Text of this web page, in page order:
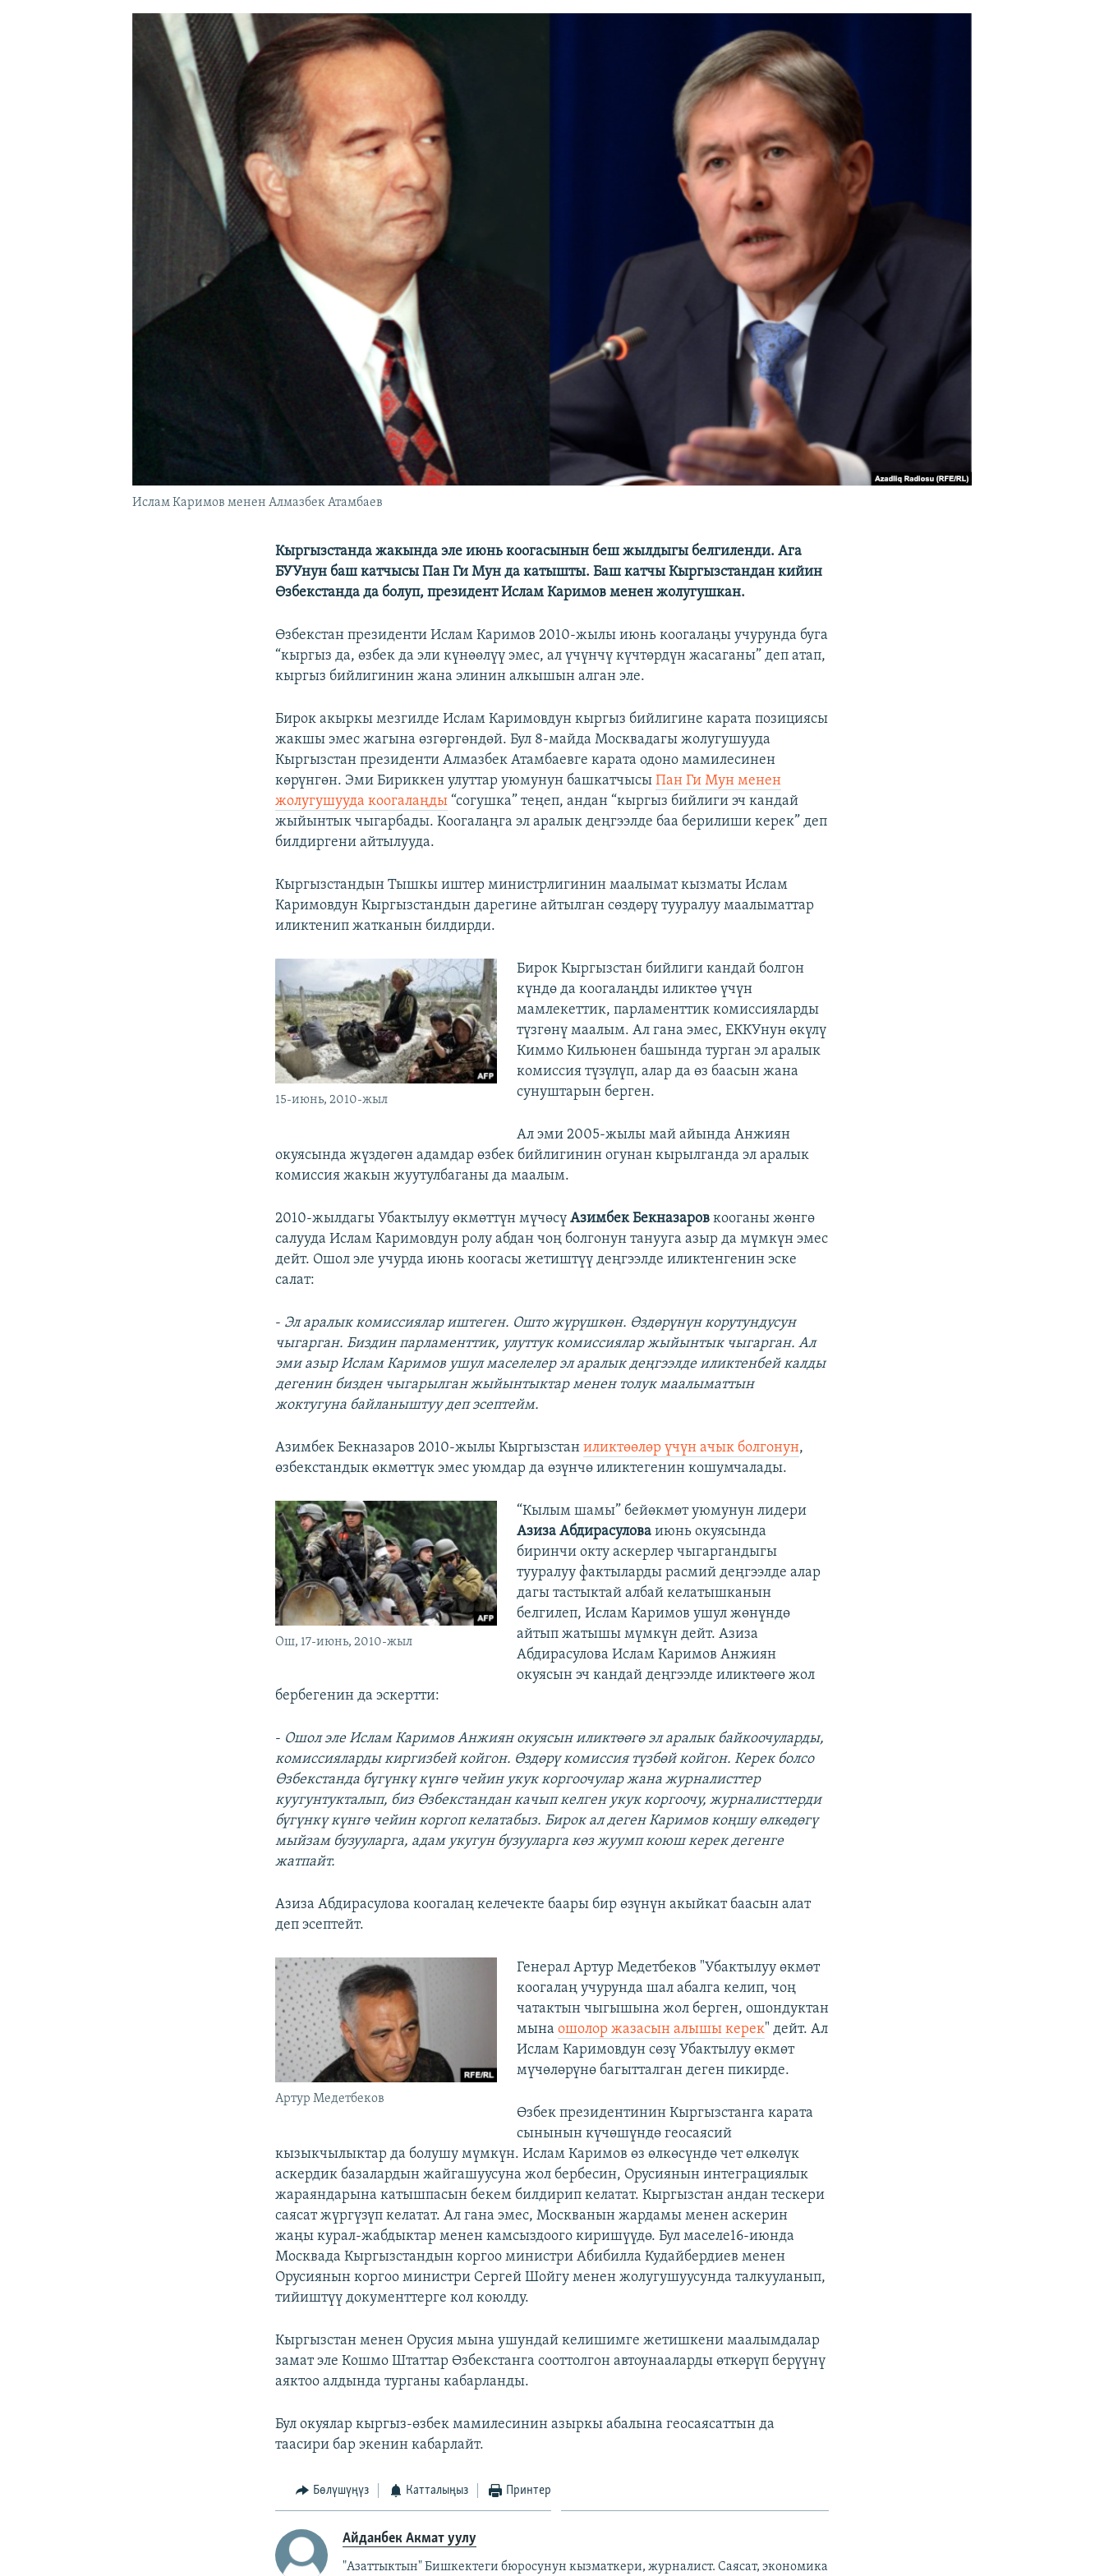
Ислам Каримов менен Алмазбек Атамбаев
Кыргызстанда жакында эле июнь коогасынын беш жылдыгы белгиленди. Ага
БУУнун баш катчысы Пан Ги Мун да катышты. Баш катчы Кыргызстандан кийин
Өзбекстанда да болуп, президент Ислам Каримов менен жолугушкан.
Өзбекстан президенти Ислам Каримов 2010-жылы июнь коогалаңы учурунда буга
“кыргыз да, өзбек да эли күнөөлүү эмес, ал үчүнчү күчтөрдүн жасаганы” деп атап,
кыргыз бийлигинин жана элинин алкышын алган эле.
Бирок акыркы мезгилде Ислам Каримовдун кыргыз бийлигине карата позициясы
жакшы эмес жагына өзгөргөндөй. Бул 8-майда Москвадагы жолугушууда
Кыргызстан президенти Алмазбек Атамбаевге карата одоно мамилесинен
көрүнгөн. Эми Бириккен улуттар уюмунун башкатчысыПан Ги Мун менен
жолугушууда коогалаңды “согушка” теңеп, андан “кыргыз бийлиги эч кандай
жыйынтык чыгарбады. Коогалаңга эл аралык деңгээлде баа берилиши керек” деп
билдиргени айтылууда.
Кыргызстандын Тышкы иштер министрлигинин маалымат кызматы Ислам
Каримовдун Кыргызстандын дарегине айтылган сөздөрү тууралуу маалыматтар
иликтенип жатканын билдирди.
15-июнь, 2010-жыл
Бирок Кыргызстан бийлиги кандай болгон
күндө да коогалаңды иликтөө үчүн
мамлекеттик, парламенттик комиссияларды
түзгөнү маалым. Ал гана эмес, ЕККУнун өкүлү
Киммо Кильюнен башында турган эл аралык
комиссия түзүлүп, алар да өз баасын жана
сунуштарын берген.
Ал эми 2005-жылы май айында Анжиян
окуясында жүздөгөн адамдар өзбек бийлигинин огунан кырылганда эл аралык
комиссия жакын жуутулбаганы да маалым.
2010-жылдагы Убактылуу өкмөттүн мүчөсүАзимбек Бекназаровкооганы жөнгө
салууда Ислам Каримовдун ролу абдан чоң болгонун танууга азыр да мүмкүн эмес
дейт. Ошол эле учурда июнь коогасы жетиштүү деңгээлде иликтенгенин эске
салат:
- Эл аралык комиссиялар иштеген. Ошто жүрүшкөн. Өздөрүнүн корутундусун
чыгарган. Биздин парламенттик, улуттук комиссиялар жыйынтык чыгарган. Ал
эми азыр Ислам Каримов ушул маселелер эл аралык деңгээлде иликтенбей калды
дегенин бизден чыгарылган жыйынтыктар менен толук маалыматтын
жоктугуна байланыштуу деп эсептейм.
Азимбек Бекназаров 2010-жылы Кыргызстаниликтөөлөр үчүн ачык болгонун,
өзбекстандык өкмөттүк эмес уюмдар да өзүнчө иликтегенин кошумчалады.
Ош, 17-июнь, 2010-жыл
“Кылым шамы” бейөкмөт уюмунун лидери
Азиза Абдирасулова июнь окуясында
биринчи окту аскерлер чыгаргандыгы
тууралуу фактыларды расмий деңгээлде алар
дагы тастыктай албай келатышканын
белгилеп, Ислам Каримов ушул жөнүндө
айтып жатышы мүмкүн дейт. Азиза
Абдирасулова Ислам Каримов Анжиян
окуясын эч кандай деңгээлде иликтөөгө жол
бербегенин да эскертти:
- Ошол эле Ислам Каримов Анжиян окуясын иликтөөгө эл аралык байкоочуларды,
комиссияларды киргизбей койгон. Өздөрү комиссия түзбөй койгон. Керек болсо
Өзбекстанда бүгүнкү күнгө чейин укук коргоочулар жана журналисттер
куугунтукталып, биз Өзбекстандан качып келген укук коргоочу, журналисттерди
бүгүнкү күнгө чейин коргоп келатабыз. Бирок ал деген Каримов коңшу өлкөдөгү
мыйзам бузууларга, адам укугун бузууларга көз жуумп коюш керек дегенге
жатпайт.
Азиза Абдирасулова коогалаң келечекте баары бир өзүнүн акыйкат баасын алат
деп эсептейт.
Артур Медетбеков
Генерал Артур Медетбеков "Убактылуу өкмөт
коогалаң учурунда шал абалга келип, чоң
чатактын чыгышына жол берген, ошондуктан
мына ошолор жазасын алышы керек" дейт. Ал
Ислам Каримовдун сөзү Убактылуу өкмөт
мүчөлөрүнө багытталган деген пикирде.
Өзбек президентинин Кыргызстанга карата
сынынын күчөшүндө геосаясий
кызыкчылыктар да болушу мүмкүн. Ислам Каримов өз өлкөсүндө чет өлкөлүк
аскердик базалардын жайгашуусуна жол бербесин, Орусиянын интеграциялык
жараяндарына катышпасын бекем билдирип келатат. Кыргызстан андан тескери
саясат жүргүзүп келатат. Ал гана эмес, Москванын жардамы менен аскерин
жаңы курал-жабдыктар менен камсыздоого киришүүдө. Бул маселе16-июнда
Москвада Кыргызстандын коргоо министри Абибилла Кудайбердиев менен
Орусиянын коргоо министри Сергей Шойгу менен жолугушуусунда талкууланып,
тийиштүү документтерге кол коюлду.
Кыргызстан менен Орусия мына ушундай келишимге жетишкени маалымдалар
замат эле Кошмо Штаттар Өзбекстанга сооттолгон автоунааларды өткөрүп берүүнү
аяктоо алдында турганы кабарланды.
Бул окуялар кыргыз-өзбек мамилесинин азыркы абалына геосаясаттын да
таасири бар экенин кабарлайт.
Бөлүшүңүз Катталыңыз Принтер
Айданбек Акмат уулу
"Азаттыктын" Бишкектеги бюросунун кызматкери, журналист. Саясат, экономика